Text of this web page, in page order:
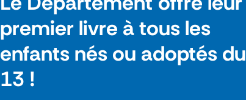
premier livre à tous les
enfants nés ou adoptés du
13 !